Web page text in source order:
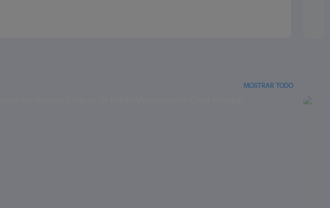
MOSTRAR TODO